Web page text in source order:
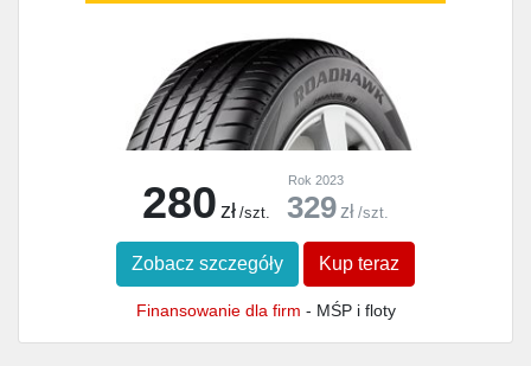
280 zł /szt.
Rok 2023
329 zł /szt.
Zobacz szczegóły Kup teraz
Finansowanie dla firm - MŚP i floty